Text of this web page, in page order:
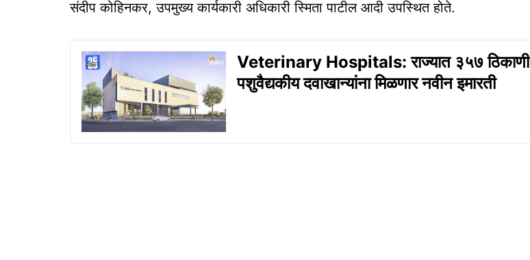
संदीप कोहिनकर, उपमुख्य कार्यकारी अधिकारी स्मिता पाटील आदी उपस्थित होते.
Veterinary Hospitals: राज्यात ३५७ ठिकाणी
पशुवैद्यकीय दवाखान्यांना मिळणार नवीन इमारती